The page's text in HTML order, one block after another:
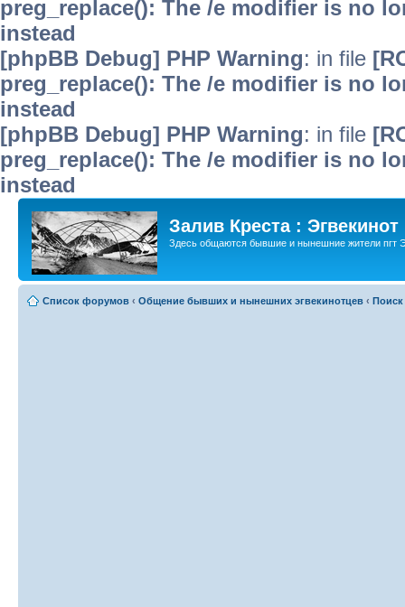
preg_replace(): The /e modifier is no
instead
[phpBB Debug] PHP Warning: in file
preg_replace(): The /e modifier is no
instead
[phpBB Debug] PHP Warning: in file
preg_replace(): The /e modifier is no
instead
Залив Креста : Эгвекинот
Здесь общаются бывшие и нынешние жители пгт
Список форумов ‹ Общение бывших и нынешних эгвекинотцев ‹ Поиск